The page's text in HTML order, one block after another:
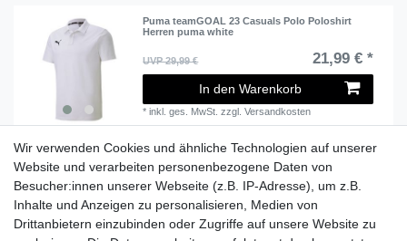
Puma teamGOAL 23 Casuals Polo Poloshirt
Herren puma white
UVP 29,99 € 21,99 € *
In den Warenkorb
*inkl. ges. MwSt. zzgl.Versandkosten
Lieferzeit etwa 1 bis 3 Werktage
Versand mit DHL
Wir verwenden Cookies und ähnliche Technologien auf unserer
Website und verarbeiten personenbezogene Daten von
Besucher:innen unserer Webseite (z.B. IP-Adresse), um z.B.
Inhalte und Anzeigen zu personalisieren, Medien von
Drittanbietern einzubinden oder Zugriffe auf unsere Website zu